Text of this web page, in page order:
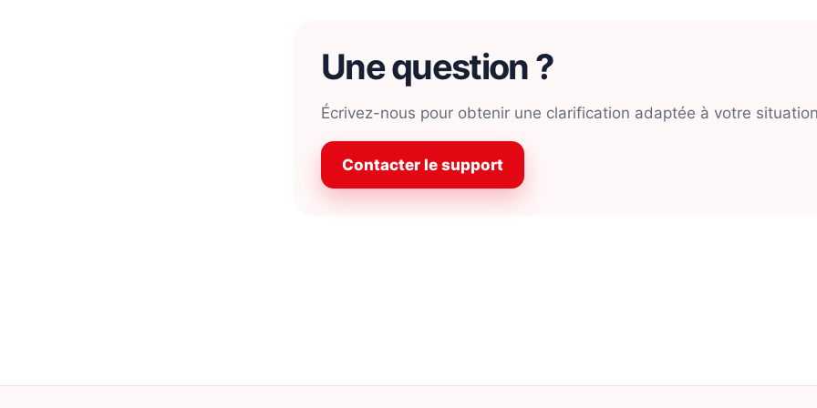
Une question ?
Écrivez-nous pour obtenir une clarification adaptée à votre
Contacter le support